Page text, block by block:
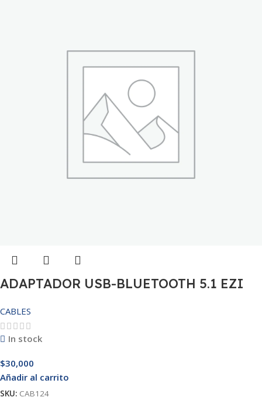
ADAPTADOR USB-BLUETOOTH 5.1 EZI
CABLES
In stock
$30,000
Añadir al carrito
SKU: CAB124